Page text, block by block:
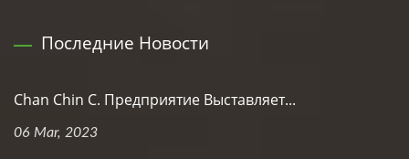
Последние Новости
Chan Chin C. Предприятие Выставляет...
06 Mar, 2023